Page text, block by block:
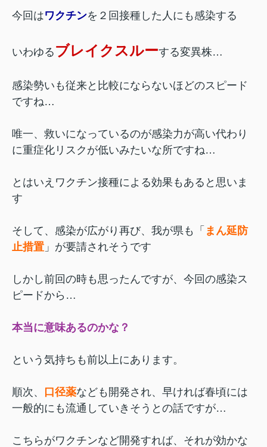
今回はワクチンを２回接種した人にも感染する
いわゆる ブレイクスルーする変異株…
感染勢いも従来と比較にならないほどのスピード
ですね…
唯一、救いになっているのが感染力が高い代わり
に重症化リスクが低いみたいな所ですね…
とはいえワクチン接種による効果もあると思いま
す
そして、感染が広がり再び、我が県も「 まん延防
止措置 」が要請されそうです
しかし前回の時も思ったんですが、今回の感染ス
ピードから…
本当に意味あるのかな？
という気持ちも前以上にあります。
順次、 口径薬なども開発され、早ければ春頃には
一般的にも流通していきそうとの話ですが…
こちらがワクチンなど開発すれば、それが効かな